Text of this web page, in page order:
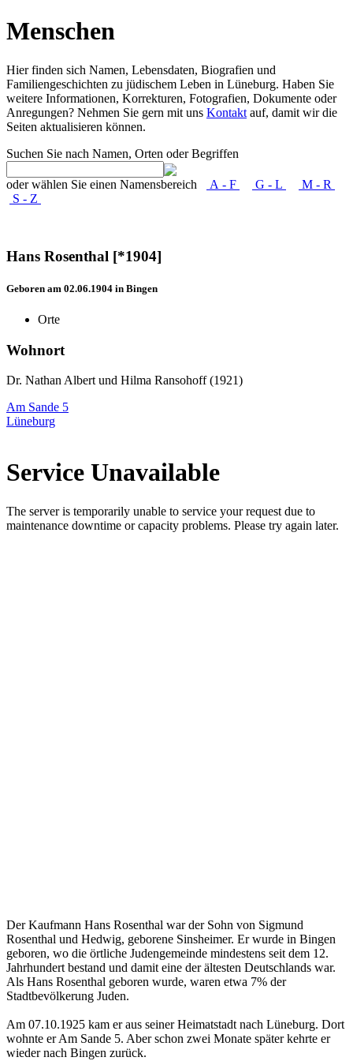
Menschen
Hier finden sich Namen, Lebensdaten, Biografien und
Familiengeschichten zu jüdischem Leben in Lüneburg. Haben Sie
weitere Informationen, Korrekturen, Fotografien, Dokumente oder
Anregungen? Nehmen Sie gern mit uns Kontakt auf, damit wir die
Seiten aktualisieren können.
Suchen Sie nach Namen, Orten oder Begriffen
oder wählen Sie einen Namensbereich A - F G - L
M - R
S - Z
Hans Rosenthal [*1904]
Geboren am 02.06.1904 in Bingen
Orte
Wohnort
Dr. Nathan Albert und Hilma Ransohoff (1921)
Am Sande 5
Lüneburg
Der Kaufmann Hans Rosenthal war der Sohn von Sigmund
Rosenthal und Hedwig, geborene Sinsheimer. Er wurde in Bingen
geboren, wo die örtliche Judengemeinde mindestens seit dem 12.
Jahrhundert bestand und damit eine der ältesten Deutschlands war.
Als Hans Rosenthal geboren wurde, waren etwa 7% der
Stadtbevölkerung Juden.
Am 07.10.1925 kam er aus seiner Heimatstadt nach Lüneburg. Dort
wohnte er Am Sande 5. Aber schon zwei Monate später kehrte er
wieder nach Bingen zurück.